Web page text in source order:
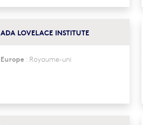
ADA LOVELACE INSTITUTE
Europe: Royaume-uni